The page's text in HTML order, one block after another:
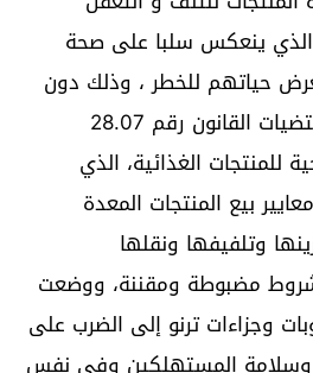
الذي ينعكس سلبا على صحة
حياتهم للخطر ، وذلك دون
مراعاة واحترام تام لمقتضيات القانون رقم 28.07
للمنتجات الغذائية، الذي
بيع المنتجات المعدة
وتلفيفها ونقلها
مضبوطة ومقننة، ووضعت
وجزاءات ترنو إلى الضرب على
وسلامة المستهلكين وفي نفس